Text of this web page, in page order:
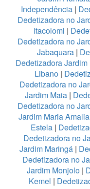
Independência |
Dedetizadora no
Itacolomi |
Dedetizadora no
Jabaquara |
Dedetizadora Jardim
Libano |
Dedetizadora no
Jardim Maia|
Dedetizadora no
Jardim Maria Amalia
Estela |
Dedetizadora no
Jardim Maringá|
Dedetizadora no
Jardim Monjolo|
Kemel |